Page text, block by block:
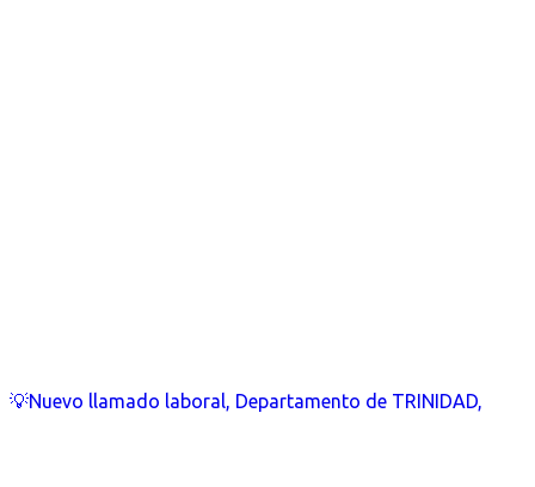
💡Nuevo llamado laboral, Departamento de TRINIDAD,